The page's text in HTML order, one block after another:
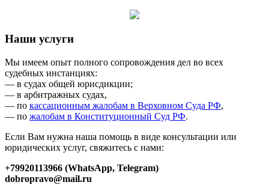
Наши услуги
Мы имеем опыт полного сопровождения дел во всех
судебных инстанциях:
— в судах общей юрисдикции;
— в арбитражных судах,
— по кассационным жалобам в Верховном Суда РФ,
— по жалобам в Конституционный Суд РФ.
Если Вам нужна наша помощь в виде консультации или
юридических услуг, свяжитесь с нами:
+79920113966 (WhatsApp, Telegram)
dobropravo@mail.ru